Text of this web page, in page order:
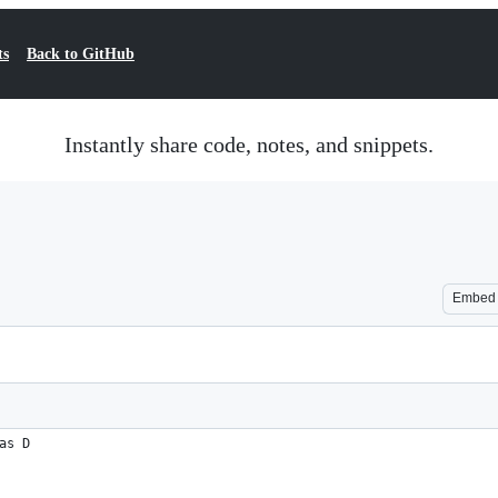
Back to GitHub
Instantly share code, notes, and snippets.
Embed
D